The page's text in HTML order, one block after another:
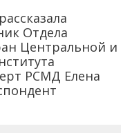
Отдела
Центральной и
РСМД Елена